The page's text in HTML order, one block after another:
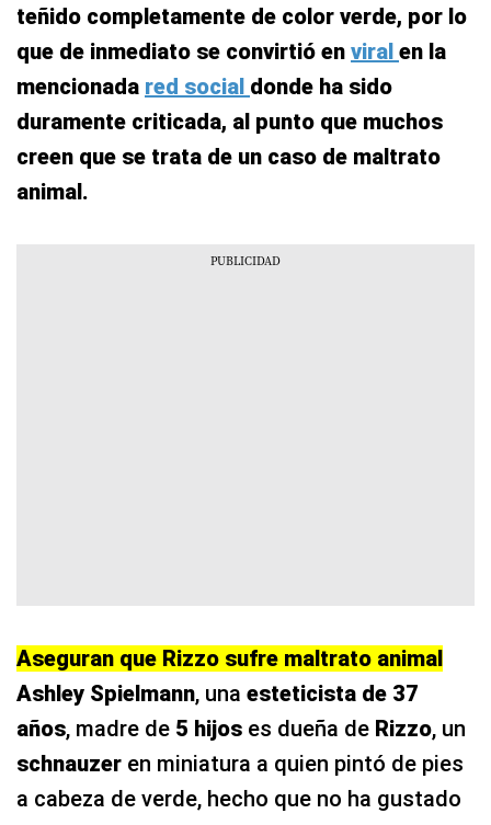
teñido completamente de color verde, por lo
que de inmediato se convirtió en viral en la
mencionada red social donde ha sido
duramente criticada, al punto que muchos
creen que se trata de un caso de maltrato
animal.
Aseguran que Rizzo sufre maltrato animal
Ashley Spielmann, una esteticista de 37
años, madre de 5 hijos es dueña de Rizzo, un
schnauzer en miniatura a quien pintó de pies
a cabeza de verde, hecho que no ha gustado